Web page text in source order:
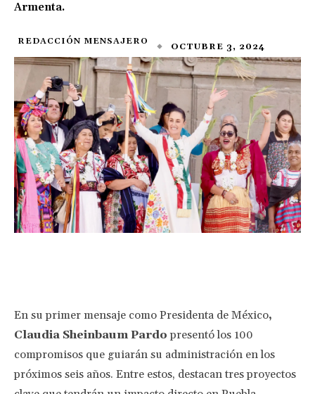
Armenta.
REDACCIÓN MENSAJERO OCTUBRE 3, 2024
En su primer mensaje como Presidenta de México,
Claudia Sheinbaum Pardo presentó los 100
compromisos que guiarán su administración en los
próximos seis años. Entre estos, destacan tres proyectos